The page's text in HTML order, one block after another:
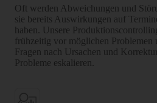
Oft werden Abweichungen und
sie bereits Auswir­kungen auf
haben. Unsere
früh­zeitig vor möglichen Problemen
Fragen nach Ursachen und
Probleme eskalieren.